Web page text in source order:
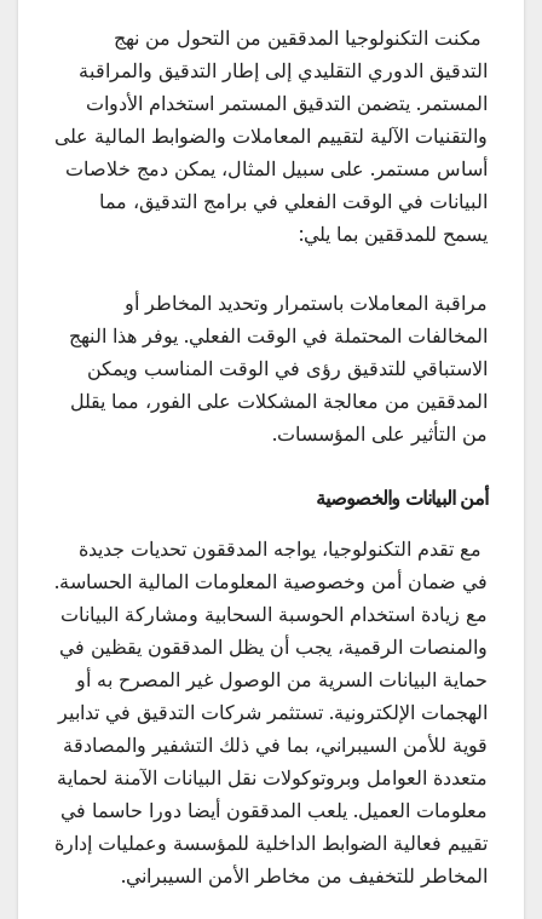
مكنت التكنولوجيا المدققين من التحول من نهج
التدقيق الدوري التقليدي إلى إطار التدقيق والمراقبة
المستمر. يتضمن التدقيق المستمر استخدام الأدوات
والتقنيات الآلية لتقييم المعاملات والضوابط المالية على
أساس مستمر. على سبيل المثال، يمكن دمج خلاصات
البيانات في الوقت الفعلي في برامج التدقيق، مما
يسمح للمدققين بما يلي:
مراقبة المعاملات باستمرار وتحديد المخاطر أو
المخالفات المحتملة في الوقت الفعلي. يوفر هذا النهج
الاستباقي للتدقيق رؤى في الوقت المناسب ويمكن
المدققين من معالجة المشكلات على الفور، مما يقلل
من التأثير على المؤسسات.
أمن البيانات والخصوصية
مع تقدم التكنولوجيا، يواجه المدققون تحديات جديدة
في ضمان أمن وخصوصية المعلومات المالية الحساسة.
مع زيادة استخدام الحوسبة السحابية ومشاركة البيانات
والمنصات الرقمية، يجب أن يظل المدققون يقظين في
حماية البيانات السرية من الوصول غير المصرح به أو
الهجمات الإلكترونية. تستثمر شركات التدقيق في تدابير
قوية للأمن السيبراني، بما في ذلك التشفير والمصادقة
متعددة العوامل وبروتوكولات نقل البيانات الآمنة لحماية
معلومات العميل. يلعب المدققون أيضا دورا حاسما في
تقييم فعالية الضوابط الداخلية للمؤسسة وعمليات إدارة
المخاطر للتخفيف من مخاطر الأمن السيبراني.